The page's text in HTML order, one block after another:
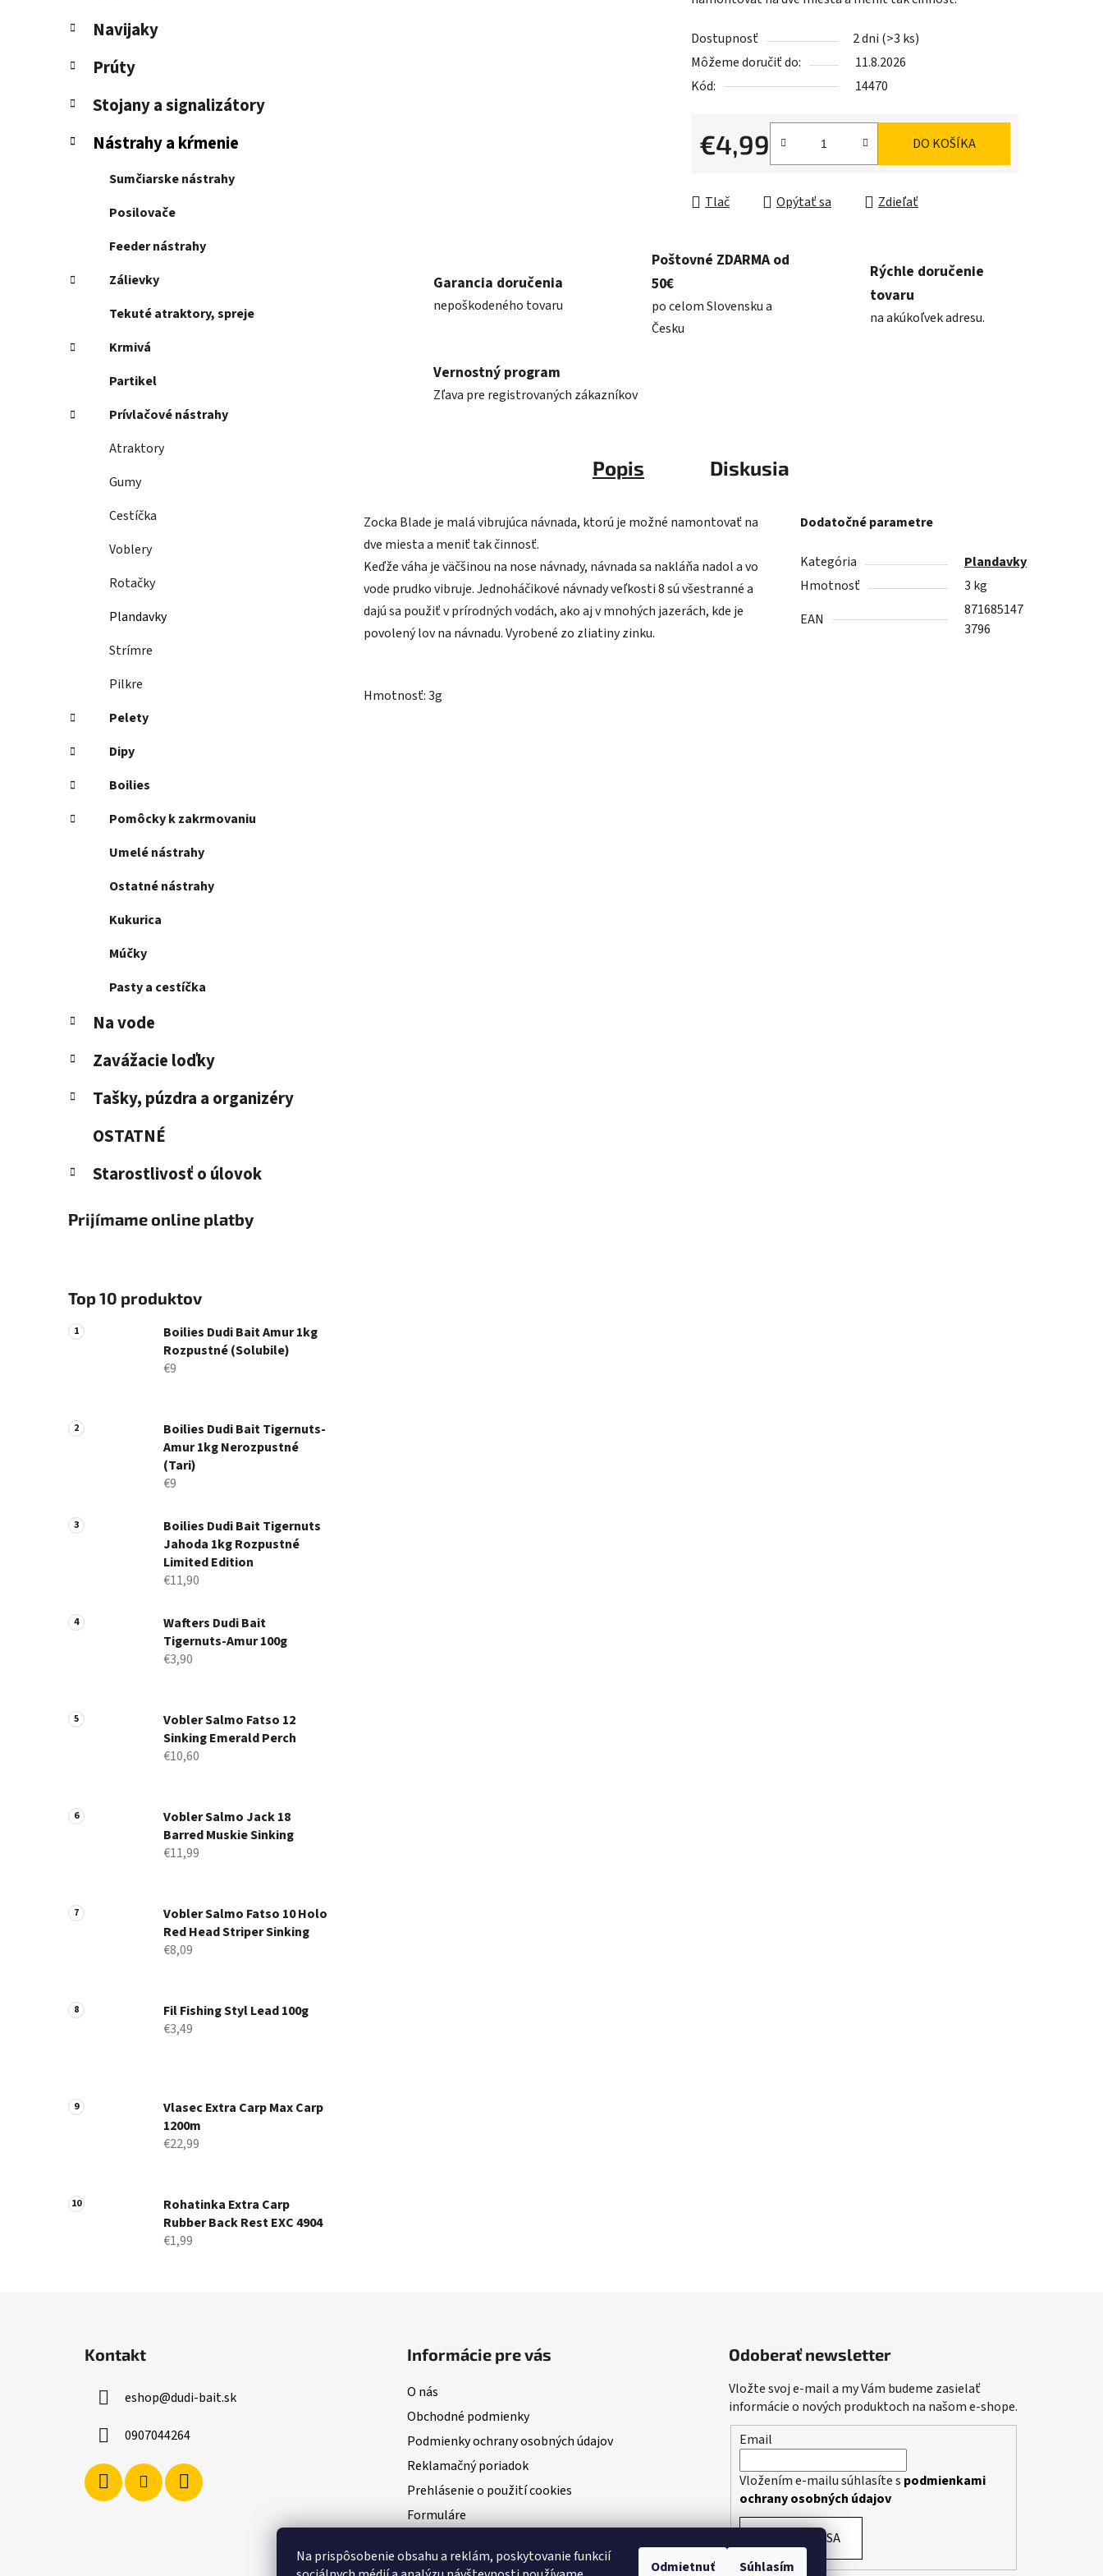
Na prispôsobenie obsahu a reklám, poskytovanie funkcií
Odmietnuť Súhlasím
l
Navijaky
Prúty
Stojany a signalizátory
Nástrahy a kŕmenie
Sumčiarske nástrahy
Posilovače
Feeder nástrahy
Zálievky
Tekuté atraktory, spreje
Krmivá
Partikel
Prívlačové nástrahy
Atraktory
Gumy
Cestíčka
Voblery
Rotačky
Plandavky
Strímre
Pilkre
Pelety
Dipy
Boilies
Pomôcky k zakrmovaniu
Umelé nástrahy
Ostatné nástrahy
Kukurica
Múčky
Pasty a cestíčka
Na vode
Zavážacie loďky
Tašky, púzdra a organizéry
OSTATNÉ
Starostlivosť o úlovok
Prijímame online platby
Top 10 produktov
Boilies Dudi Bait Amur 1kg
Rozpustné (Solubile)
€9
Boilies Dudi Bait Tigernuts-
Amur 1kg Nerozpustné
(Tari)
€9
Boilies Dudi Bait Tigernuts
Jahoda 1kg Rozpustné
Limited Edition
€11,90
Wafters Dudi Bait
Tigernuts-Amur 100g
€3,90
Vobler Salmo Fatso 12
Sinking Emerald Perch
€10,60
Vobler Salmo Jack 18
Barred Muskie Sinking
€11,99
Vobler Salmo Fatso 10 Holo
Red Head Striper Sinking
€8,09
Fil Fishing Styl Lead 100g
€3,49
Vlasec Extra Carp Max Carp
1200m
€22,99
Rohatinka Extra Carp
Rubber Back Rest EXC 4904
€1,99
5
hviezdičiek.
Dostupnosť 2 dni (>3 ks)
Môžeme doručiť do:
11.8.2026
Kód:
14470
€4,99
Jednotková cena:
DO KOŠÍKA
Tlač Opýtať sa Zdieľať
Garancia doručenia
nepoškodeného tovaru
Poštovné ZDARMA od
50€
po celom Slovensku a
Česku
Rýchle doručenie
tovaru
na akúkoľvek adresu.
Vernostný program
Zľava pre registrovaných zákazníkov
Popis Diskusia
Zocka Blade je malá vibrujúca návnada, ktorú je možné namontovať na
dve miesta a meniť tak činnosť.
Keďže váha je väčšinou na nose návnady, návnada sa nakláňa nadol a vo
vode prudko vibruje. Jednoháčikové návnady veľkosti 8 sú všestranné a
dajú sa použiť v prírodných vodách, ako aj v mnohých jazerách, kde je
povolený lov na návnadu. Vyrobené zo zliatiny zinku.
Hmotnosť: 3g
Dodatočné parametre
Kategória
Plandavky
Hmotnosť
3 kg
EAN
871685147
3796
Kontakt
eshop@dudi-bait.sk
0907044264
Informácie pre vás
O nás
Obchodné podmienky
Podmienky ochrany osobných údajov
Reklamačný poriadok
Prehlásenie o použití cookies
Formuláre
NAŠI PARTNERI - predajcovia Dudi Bait
Odoberať newsletter
Vložte svoj e-mail a my Vám budeme zasielať
informácie o nových produktoch na našom e-shope.
Email
Vložením e-mailu súhlasíte s podmienkami
ochrany osobných údajov
PRIHLÁSIŤ SA